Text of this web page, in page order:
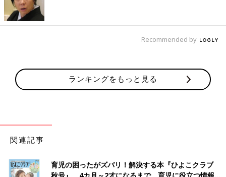
Recommended by
ランキングをもっと見る
関連記事
育児の困ったがズバリ！解決する本『ひよこクラブ